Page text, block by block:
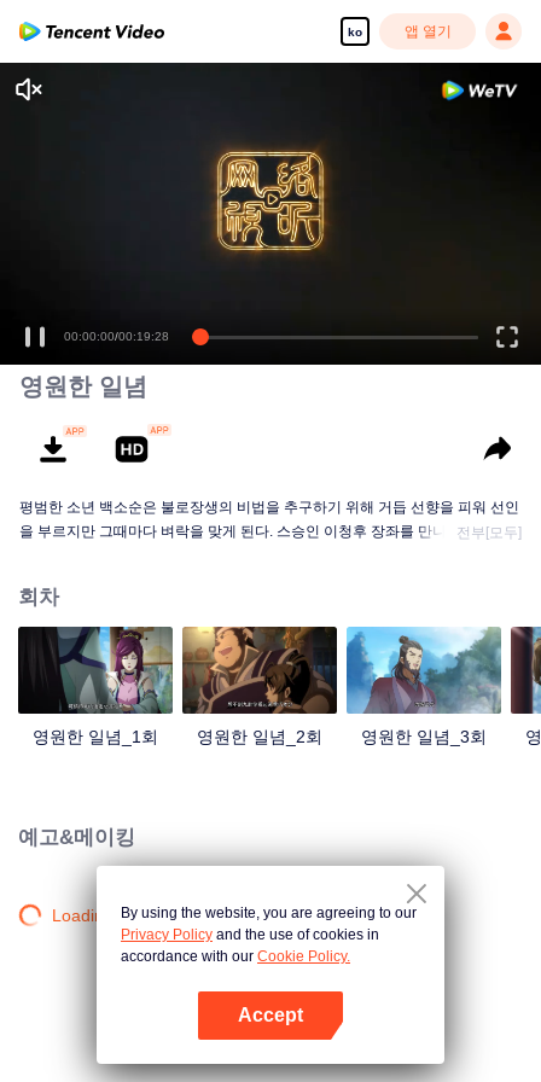
ko 앱 열기
영원한 일념
평범한 소년 백소순은 불로장생의 비법을 추구하기 위해 거듭 선향을 피워 선인
을 부르지만 그때마다 벼락을 맞게 된다. 스승인 이청후 장좌를 만나고 나서야...
전부[모두]
회차
영원한 일념_1회 영원한 일념_2회 영원한 일념_3회
예고&메이킹
Loading…By using the website, you are agreeing to our
Privacy Policy and the use of cookies in
accordance with our Cookie Policy.
Accept